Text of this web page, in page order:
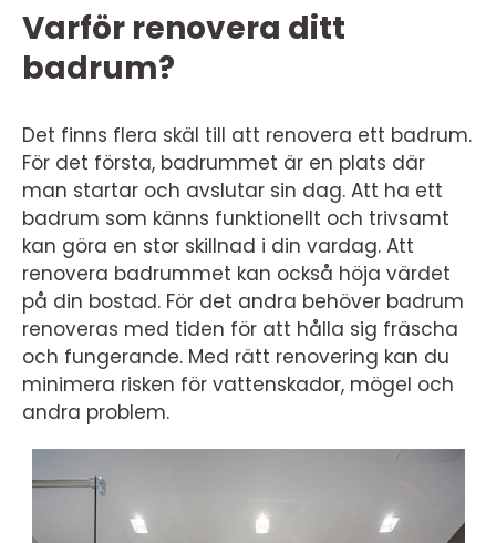
Varför renovera ditt
badrum?
Det finns flera skäl till att renovera ett badrum.
För det första, badrummet är en plats där
man startar och avslutar sin dag. Att ha ett
badrum som känns funktionellt och trivsamt
kan göra en stor skillnad i din vardag. Att
renovera badrummet kan också höja värdet
på din bostad. För det andra behöver badrum
renoveras med tiden för att hålla sig fräscha
och fungerande. Med rätt renovering kan du
minimera risken för vattenskador, mögel och
andra problem.